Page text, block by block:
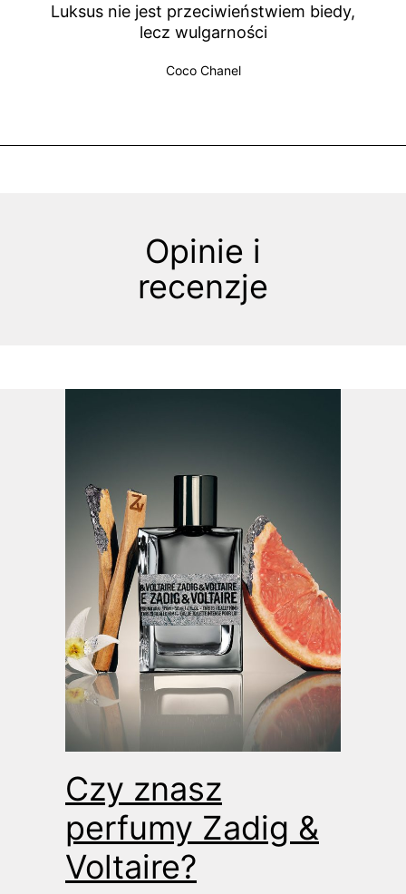
Luksus nie jest przeciwieństwiem biedy,
lecz wulgarności
Coco Chanel
Opinie i
recenzje
Czy znasz
perfumy Zadig &
Voltaire?